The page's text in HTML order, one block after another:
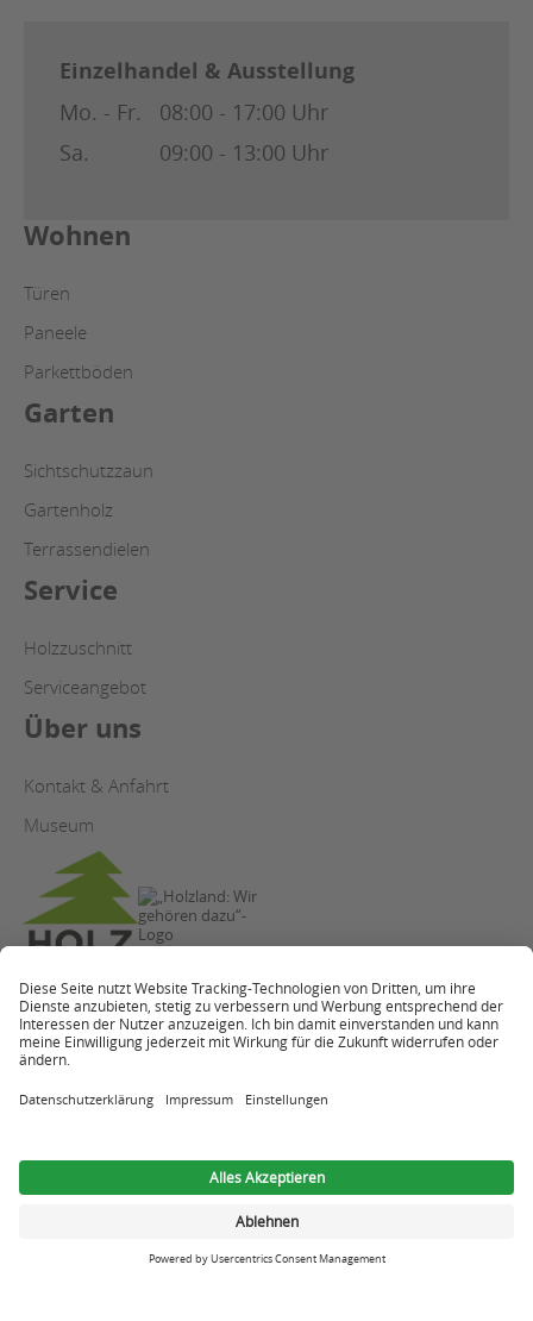
Einzelhandel & Ausstellung
Mo. - Fr.
08:00 - 17:00 Uhr
Sa.
09:00 - 13:00 Uhr
Wohnen
Türen
Paneele
Parkettböden
Garten
Sichtschutzzaun
Gartenholz
Terrassendielen
Service
Holzzuschnitt
Serviceangebot
Über uns
Kontakt & Anfahrt
Museum
Copyright
Datenschutz
Impressum